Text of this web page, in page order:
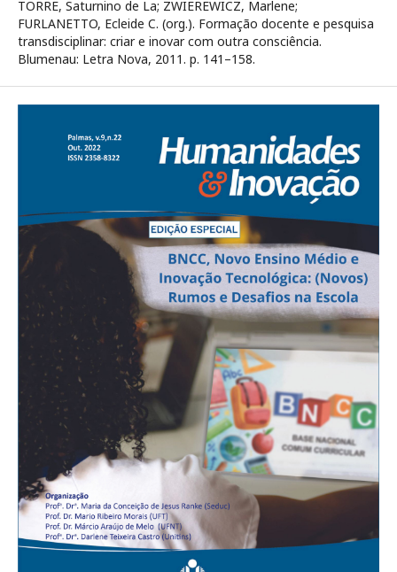
TORRE, Saturnino de La; ZWIEREWICZ, Marlene;
FURLANETTO, Ecleide C. (org.). Formação docente e pesquisa
transdisciplinar: criar e inovar com outra consciência.
Blumenau: Letra Nova, 2011. p. 141–158.